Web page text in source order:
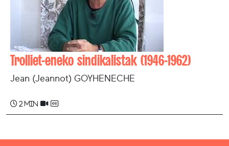
Trolliet-eneko sindikalistak (1946-1962)
Jean (Jeannot) GOYHENECHE
2 min